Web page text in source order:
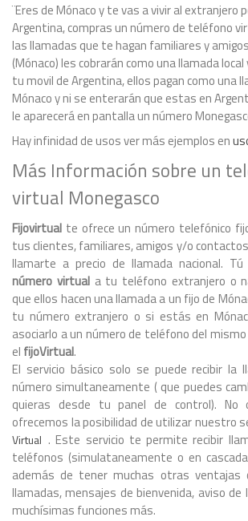
¨Eres de Mónaco y te vas a vivir al extranjero
Argentina, compras un número de teléfono
las llamadas que te hagan familiares y
(Mónaco) les cobrarán como una llamada
tu movil de Argentina, ellos pagan como una
Mónaco y ni se enterarán que estas en
le aparecerá en pantalla un número
Hay infinidad de usos ver más ejemplos en
Más Información sobre un
virtual Monegasco
Fijovirtual te ofrece un número telefónico
tus clientes, familiares, amigos y/o
llamarte a precio de llamada nacional.
número virtuala tu teléfono extranjero o
que ellos hacen una llamada a un fijo de
tu número extranjero o si estás en
asociarlo a un número de teléfono del
el fijoVirtual.
El servicio básico solo se puede recibir la
número simultaneamente ( que puedes
quieras desde tu panel de control). No
ofrecemos la posibilidad de utilizar nuestro
Virtual . Este servicio te permite recibir
teléfonos (simulataneamente o en
además de tener muchas otras ventajas
llamadas, mensajes de bienvenida, aviso de
muchísimas funciones más.